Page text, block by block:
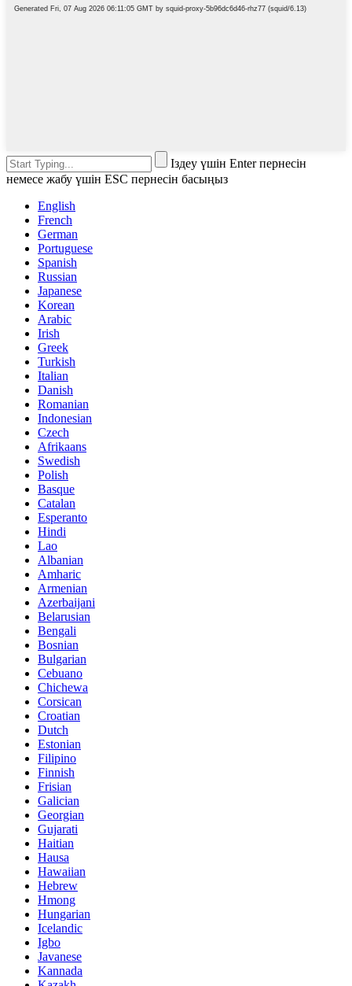
Іздеу үшін Enter пернесін
немесе жабу үшін ESC пернесін басыңыз
English
French
German
Portuguese
Spanish
Russian
Japanese
Korean
Arabic
Irish
Greek
Turkish
Italian
Danish
Romanian
Indonesian
Czech
Afrikaans
Swedish
Polish
Basque
Catalan
Esperanto
Hindi
Lao
Albanian
Amharic
Armenian
Azerbaijani
Belarusian
Bengali
Bosnian
Bulgarian
Cebuano
Chichewa
Corsican
Croatian
Dutch
Estonian
Filipino
Finnish
Frisian
Galician
Georgian
Gujarati
Haitian
Hausa
Hawaiian
Hebrew
Hmong
Hungarian
Icelandic
Igbo
Javanese
Kannada